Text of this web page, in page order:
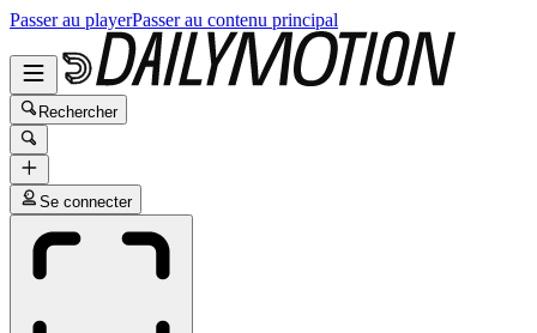
Passer au playerPasser au contenu principal
Rechercher
Se connecter